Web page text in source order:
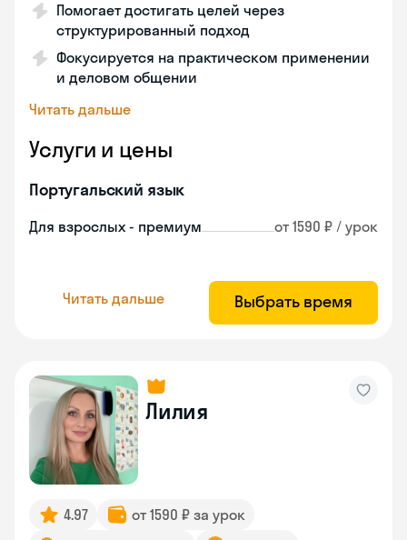
Помогает достигать целей через
структурированный подход
Фокусируется на практическом применении
и деловом общении
Читать дальше
Услуги и цены
Португальский язык
Для взрослых - премиум от 1590 ₽ / урок
Читать дальше Выбрать время
Лилия
4.97
от 1590 ₽ за урок